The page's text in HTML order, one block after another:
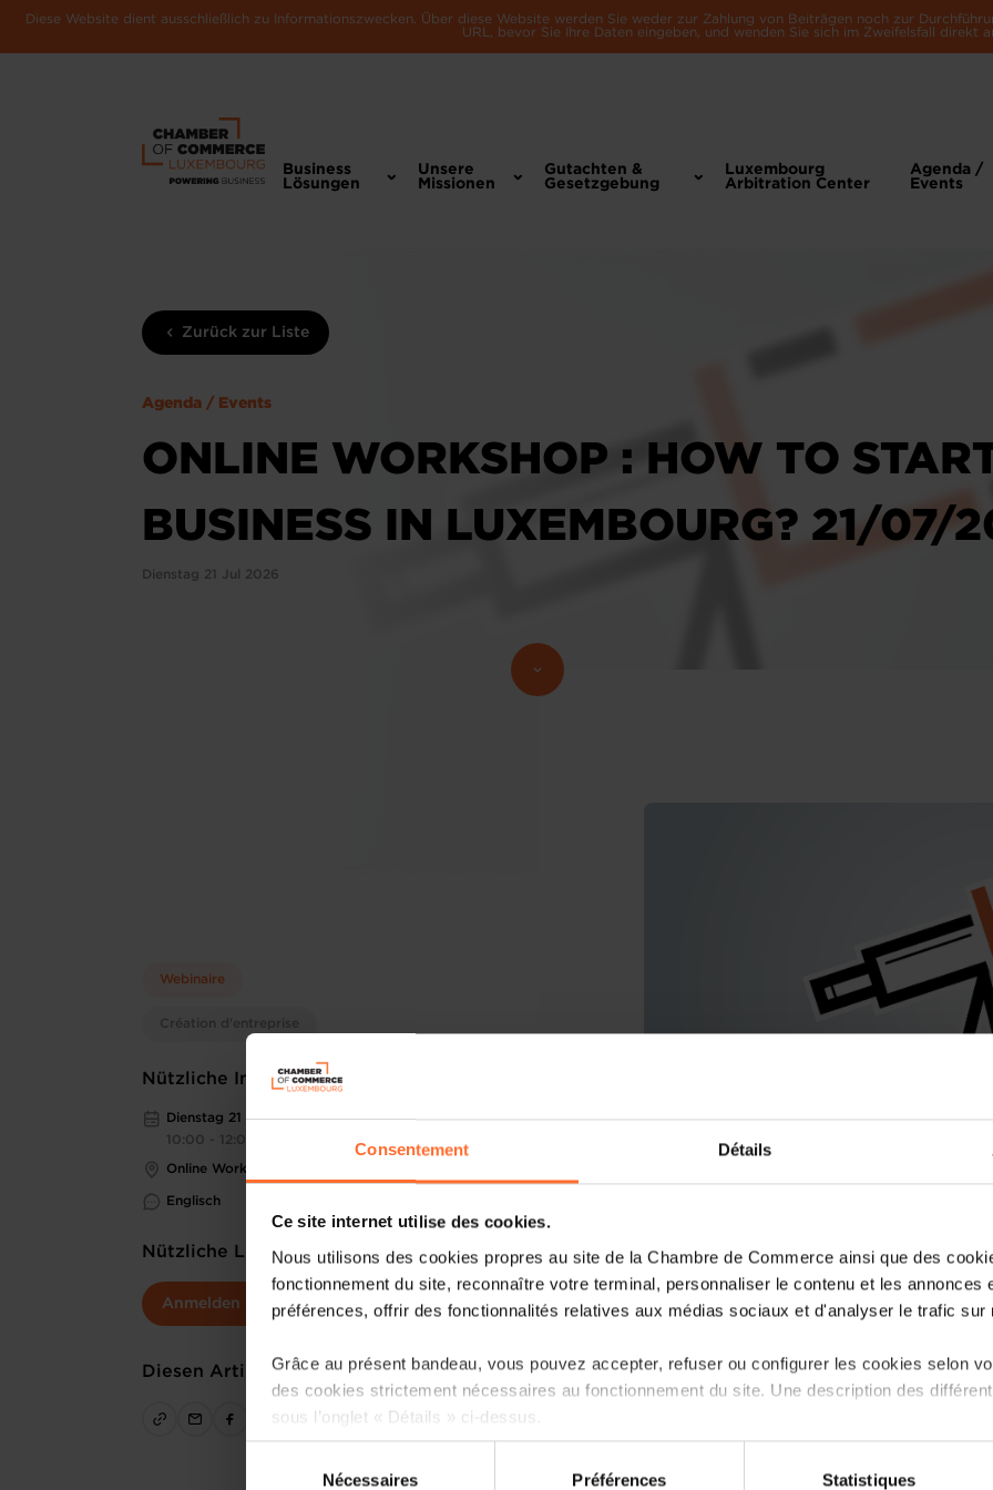
Consentement Détails
Ce site internet utilise des cookies.
Nous utilisons des cookies propres au site de la Chambre de Commerce ainsi que des
fonctionnement du site, reconnaître votre terminal, personnaliser le contenu et les annonces
préférences, offrir des fonctionnalités relatives aux médias sociaux et d'analyser le trafic sur
Grâce au présent bandeau, vous pouvez accepter, refuser ou configurer les cookies selon
des cookies strictement nécessaires au fonctionnement du site. Une description des
sous l’onglet « Détails » ci-dessus.
Il est précisé que la navigation sur le site et certaines fonctionnalités (ex : lecture de vidéos,
Nécessaires Préférences Statistiques
Diese Website dient ausschließlich zu Informationszwecken. Über diese Website werden Sie weder zur Zahlung von Beiträgen noch zur
URL, bevor Sie Ihre Daten eingeben, und wenden Sie sich im Zweifelsfall direkt
Business
Lösungen
Unsere
Missionen
Gutachten &
Gesetzgebung
Luxembourg
Arbitration Center
Agenda /
Events
Zurück zur Liste
Agenda / Events
ONLINE WORKSHOP : HOW TO
BUSINESS IN LUXEMBOURG? 21/07/
Dienstag 21 Jul 2026
Webinaire
Création d'entreprise
Nützliche Informationen
Dienstag 21 Jul 2026
10:00 - 12:00
Online Workshop
Englisch
Nützliche Links
Anmelden
Diesen Artikel teilen
Entrepreneurship, the single point
How? Attend the upcoming workshop
follow.
First part: tutorial in 45 minutes